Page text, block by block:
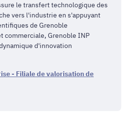
le transfert technologique des
vers l'industrie en s'appuyant
de Grenoble
commerciale, Grenoble INP
d'innovation
- Filiale de valorisation de